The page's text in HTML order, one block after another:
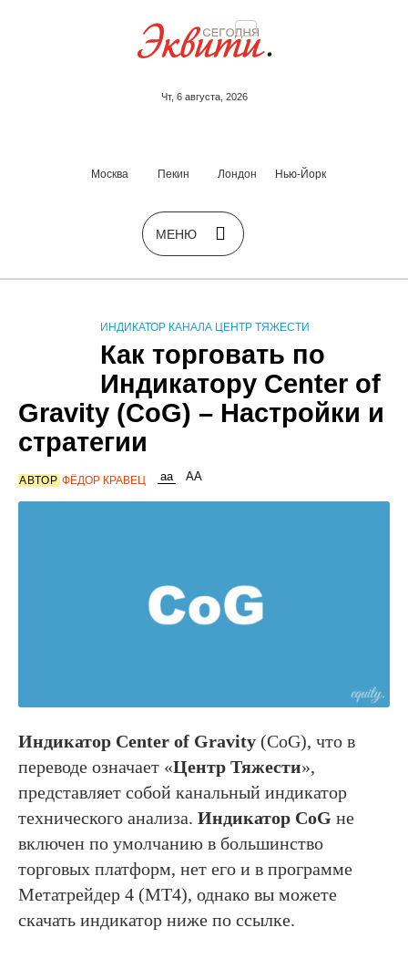
Чт, 6 августа, 2026
Москва Пекин Лондон Нью-Йорк
ИНДИКАТОР КАНАЛА ЦЕНТР ТЯЖЕСТИ
Как торговать по
Индикатору Center of
Gravity (CoG) – Настройки и
стратегии
АВТОР ФЁДОР КРАВЕЦ
Индикатор Center of Gravity (CoG), что в
переводе означает «Центр Тяжести»,
представляет собой канальный индикатор
технического анализа. Индикатор CoG не
включен по умолчанию в большинство
торговых платформ, нет его и в программе
Метатрейдер 4 (МТ4), однако вы можете
скачать индикатор ниже по ссылке.